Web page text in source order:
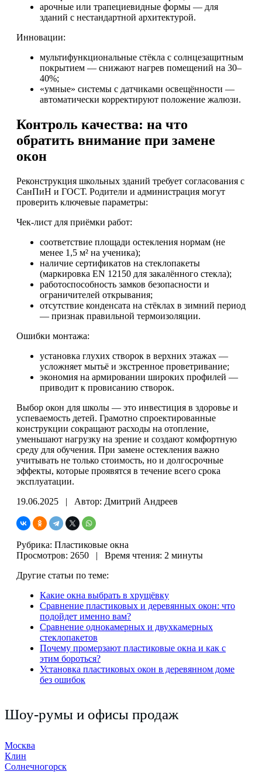
арочные или трапециевидные формы — для
зданий с нестандартной архитектурой.
Инновации:
мультифункциональные стёкла с солнцезащитным
покрытием — снижают нагрев помещений на 30–
40%;
«умные» системы с датчиками освещённости —
автоматически корректируют положение жалюзи.
Контроль качества: на что
обратить внимание при замене
окон
Реконструкция школьных зданий требует согласования с
СанПиН и ГОСТ. Родители и администрация могут
проверить ключевые параметры:
Чек-лист для приёмки работ:
соответствие площади остекления нормам (не
менее 1,5 м² на ученика);
наличие сертификатов на стеклопакеты
(маркировка EN 12150 для закалённого стекла);
работоспособность замков безопасности и
ограничителей открывания;
отсутствие конденсата на стёклах в зимний период
— признак правильной термоизоляции.
Ошибки монтажа:
установка глухих створок в верхних этажах —
усложняет мытьё и экстренное проветривание;
экономия на армировании широких профилей —
приводит к провисанию створок.
Выбор окон для школы — это инвестиция в здоровье и
успеваемость детей. Грамотно спроектированные
конструкции сокращают расходы на отопление,
уменьшают нагрузку на зрение и создают комфортную
среду для обучения. При замене остекления важно
учитывать не только стоимость, но и долгосрочные
эффекты, которые проявятся в течение всего срока
эксплуатации.
19.06.2025 | Автор: Дмитрий Андреев
Рубрика: Пластиковые окна
Просмотров: 2650 | Время чтения: 2 минуты
Другие статьи по теме:
Какие окна выбрать в хрущёвку
Сравнение пластиковых и деревянных окон: что
подойдет именно вам?
Сравнение однокамерных и двухкамерных
стеклопакетов
Почему промерзают пластиковые окна и как с
этим бороться?
Установка пластиковых окон в деревянном доме
без ошибок
Шоу-румы и офисы продаж
Москва
Клин
Солнечногорск